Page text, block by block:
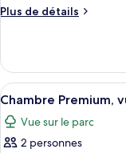
ce
chambre :
Chambre
Premium
Plus de détails
Plus
le
type
de
chambre
Chambre
Premium
Afficher
toutes
les
photos
6
Chambre Premium,
Vue sur le parc
2 personnes